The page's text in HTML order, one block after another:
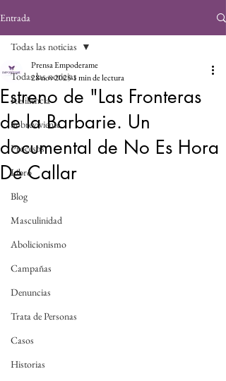
Entrada
Todas las noticias
Resiliencia
Sobreviviente
Procesos
Libro
Blog
Masculinidad
Abolicionismo
Campañas
Denuncias
Trata de Personas
Casos
Historias
Todas las noticias
Estreno de "Las Fronteras
de la Barbarie. Un
documental de No Es Hora
De Callar
Prensa Empoderame
28 nov 20251 min de lectura